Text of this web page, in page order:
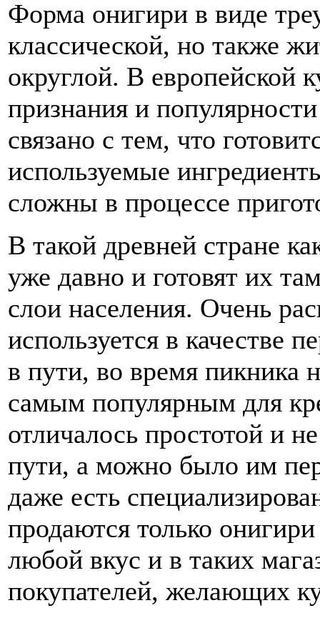
Форма онигири в виде
классической, но также
округлой. В европейской
признания и
связано с тем, что
используемые
сложны в процессе
В такой древней стране
уже давно и готовят их
слои населения. Очень
используется в качестве
в пути, во время пикника
самым популярным для
отличалось простотой и
пути, а можно было им
даже есть
продаются только
любой вкус и в таких
покупателей, желающих